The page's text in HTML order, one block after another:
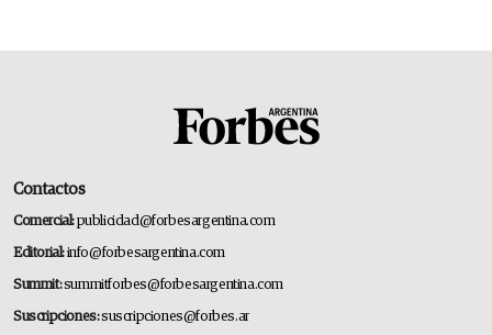
Contactos
Comercial:publicidad@forbesargentina.com
Editorial:info@forbesargentina.com
Summit:summitforbes@forbesargentina.com
Suscripciones:suscripciones@forbes.ar